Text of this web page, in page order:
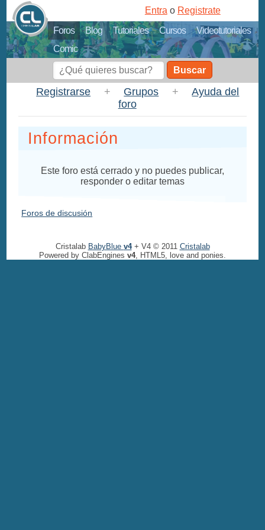
Foros Blog Tutoriales Cursos
Videotutoriales
Comic
Entra o Registrate
Buscar
Registrarse + Grupos +
Ayuda del
foro
Información
Este foro está cerrado y no puedes publicar,
responder o editar temas
Foros de discusión
Cristalab BabyBlue v4+ V4 © 2011 Cristalab
Powered by ClabEngines v4, HTML5, love and ponies.